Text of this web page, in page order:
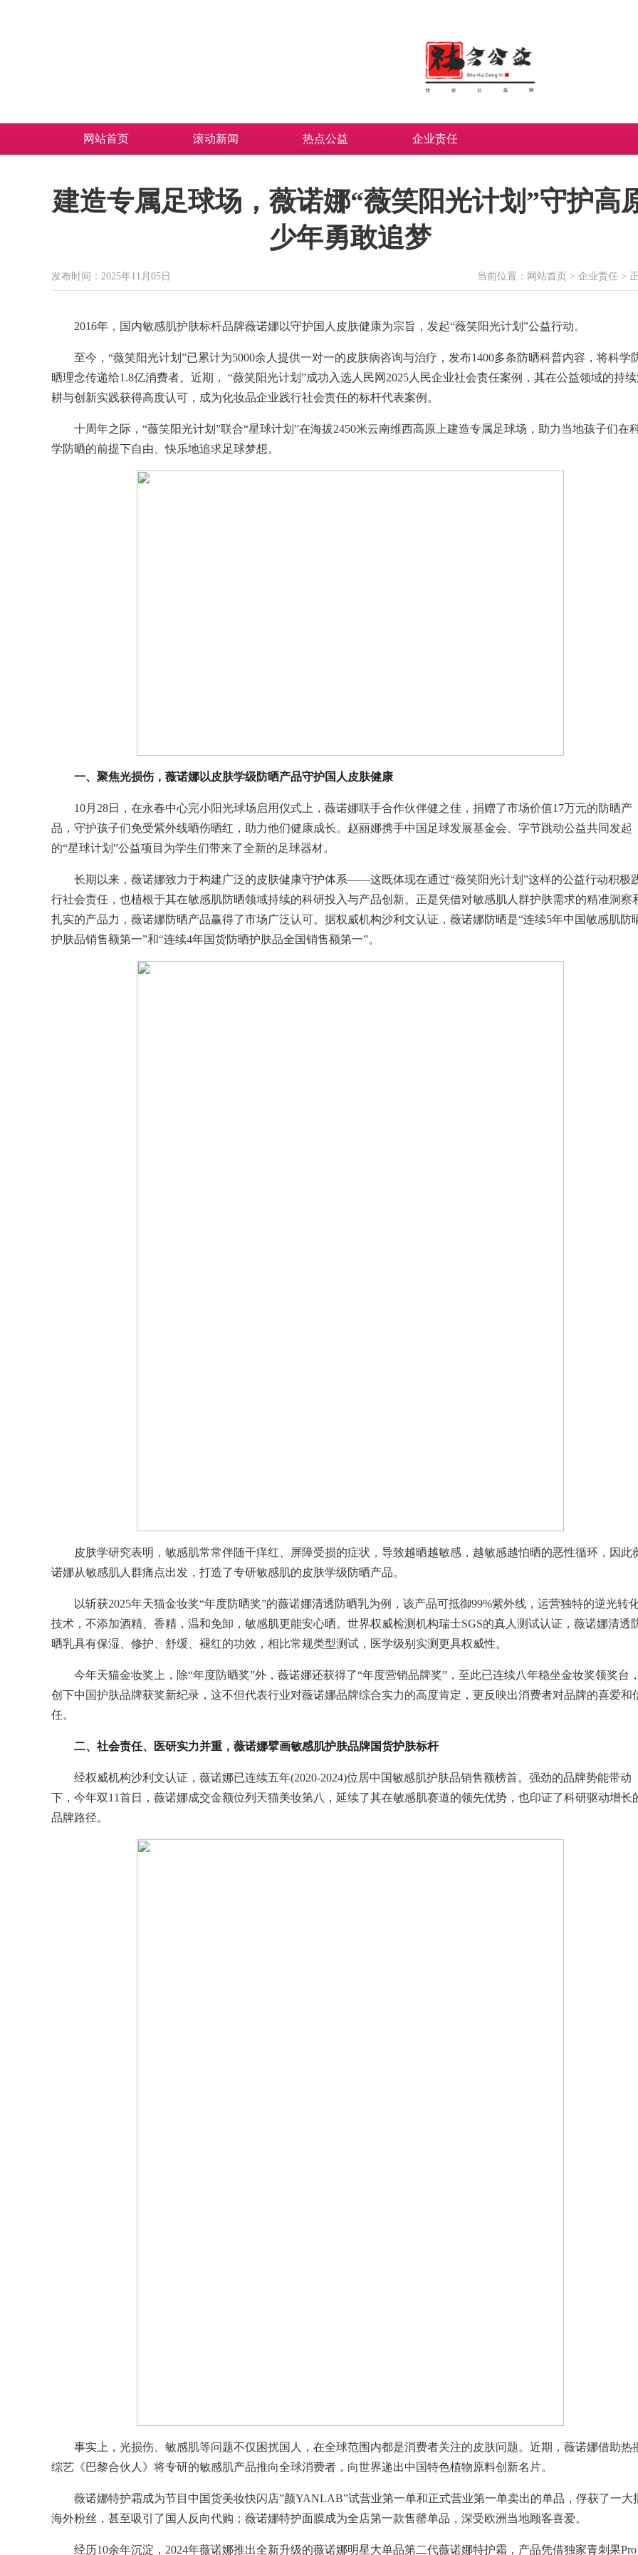
网站首页 滚动新闻 热点公益 企业责任
建造专属足球场，薇诺娜“薇笑阳光计划”守护高
少年勇敢追梦
发布时间：2025年11月05日 当前位置： 网站首页 > 企业责任 >
2016年，国内敏感肌护肤标杆品牌薇诺娜以守护国人皮肤健康为宗旨，发起“薇笑阳光计划”公益行动。
至今，“薇笑阳光计划”已累计为5000余人提供一对一的皮肤病咨询与治疗，发布1400多条防晒科普内容，将科学
晒理念传递给1.8亿消费者。近期， “薇笑阳光计划”成功入选人民网2025人民企业社会责任案例，其在公益领域的持
耕与创新实践获得高度认可，成为化妆品企业践行社会责任的标杆代表案例。
十周年之际，“薇笑阳光计划”联合“星球计划”在海拔2450米云南维西高原上建造专属足球场，助力当地孩子们在
学防晒的前提下自由、快乐地追求足球梦想。
一、聚焦光损伤，薇诺娜以皮肤学级防晒产品守护国人皮肤健康
10月28日，在永春中心完小阳光球场启用仪式上，薇诺娜联手合作伙伴健之佳，捐赠了市场价值17万元的防晒产
品，守护孩子们免受紫外线晒伤晒红，助力他们健康成长。赵丽娜携手中国足球发展基金会、字节跳动公益共同发起
的“星球计划”公益项目为学生们带来了全新的足球器材。
长期以来，薇诺娜致力于构建广泛的皮肤健康守护体系——这既体现在通过“薇笑阳光计划”这样的公益行动积极
行社会责任，也植根于其在敏感肌防晒领域持续的科研投入与产品创新。正是凭借对敏感肌人群护肤需求的精准洞察
扎实的产品力，薇诺娜防晒产品赢得了市场广泛认可。据权威机构沙利文认证，薇诺娜防晒是“连续5年中国敏感肌防
护肤品销售额第一”和“连续4年国货防晒护肤品全国销售额第一”。
皮肤学研究表明，敏感肌常常伴随干痒红、屏障受损的症状，导致越晒越敏感，越敏感越怕晒的恶性循环，因此
诺娜从敏感肌人群痛点出发，打造了专研敏感肌的皮肤学级防晒产品。
以斩获2025年天猫金妆奖“年度防晒奖”的薇诺娜清透防晒乳为例，该产品可抵御99%紫外线，运营独特的逆光转
技术，不添加酒精、香精，温和免卸，敏感肌更能安心晒。世界权威检测机构瑞士SGS的真人测试认证，薇诺娜清透
晒乳具有保湿、修护、舒缓、褪红的功效，相比常规类型测试，医学级别实测更具权威性。
今年天猫金妆奖上，除“年度防晒奖”外，薇诺娜还获得了“年度营销品牌奖”，至此已连续八年稳坐金妆奖领奖台
创下中国护肤品牌获奖新纪录，这不但代表行业对薇诺娜品牌综合实力的高度肯定，更反映出消费者对品牌的喜爱和
任。
二、社会责任、医研实力并重，薇诺娜擘画敏感肌护肤品牌国货护肤标杆
经权威机构沙利文认证，薇诺娜已连续五年(2020-2024)位居中国敏感肌护肤品销售额榜首。强劲的品牌势能带动
下，今年双11首日，薇诺娜成交金额位列天猫美妆第八，延续了其在敏感肌赛道的领先优势，也印证了科研驱动增长
品牌路径。
事实上，光损伤、敏感肌等问题不仅困扰国人，在全球范围内都是消费者关注的皮肤问题。近期，薇诺娜借助热
综艺《巴黎合伙人》将专研的敏感肌产品推向全球消费者，向世界递出中国特色植物原料创新名片。
薇诺娜特护霜成为节目中国货美妆快闪店”颜YANLAB”试营业第一单和正式营业第一单卖出的单品，俘获了一大
海外粉丝，甚至吸引了国人反向代购；薇诺娜特护面膜成为全店第一款售罄单品，深受欧洲当地顾客喜爱。
经历10余年沉淀，2024年薇诺娜推出全新升级的薇诺娜明星大单品第二代薇诺娜特护霜，产品凭借独家青刺果Pro